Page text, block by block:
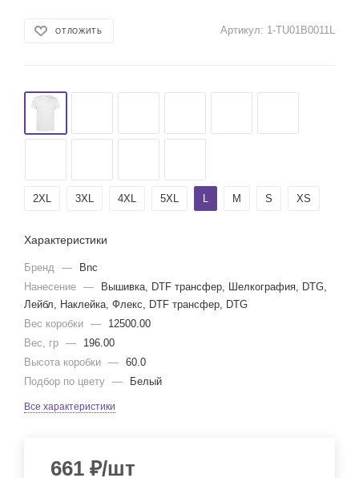
ОТЛОЖИТЬ Артикул: 1-TU01B0011L
2XL 3XL 4XL 5XL L M S XS
Характеристики
Бренд —
Bnc
Нанесение —
Вышивка, DTF трансфер, Шелкография, DTG,
Лейбл, Наклейка, Флекс, DTF трансфер, DTG
Вес коробки —
12500.00
Вес, гр —
196.00
Высота коробки — 60.0
Подбор по цвету — Белый
Все характеристики
661 ₽/шт